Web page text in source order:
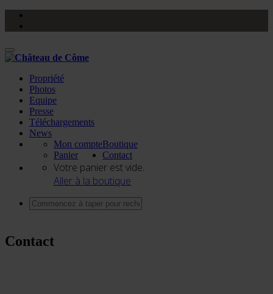
Activer/désactiver
navigation
Propriété
Photos
Equipe
Presse
Téléchargements
News
Boutique
Mon compte
Panier
Contact
Votre panier est vide.
Aller à la boutique
Contact